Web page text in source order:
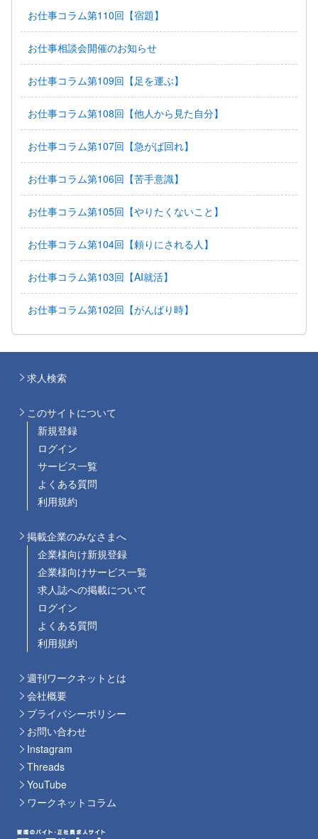
お仕事コラム第110回【宿題】
お仕事相談会開催のお知らせ
お仕事コラム第109回【足を運ぶ】
お仕事コラム第108回【他人から見た自分】
お仕事コラム第107回【急がば回れ】
お仕事コラム第106回【苦手意識】
お仕事コラム第105回【やりたくないこと】
お仕事コラム第104回【頼りにされる人】
お仕事コラム第103回【AI就活】
お仕事コラム第102回【がんばり時】
求人検索
このサイトについて
新規登録
ログイン
サービス一覧
よくある質問
利用規約
掲載企業のみなさまへ
企業様向け新規登録
企業様向けサービス一覧
求人誌への掲載について
ログイン
よくある質問
利用規約
週刊ワークネットとは
会社概要
プライバシーポリシー
お問い合わせ
Instagram
Threads
YouTube
ワークネットコラム